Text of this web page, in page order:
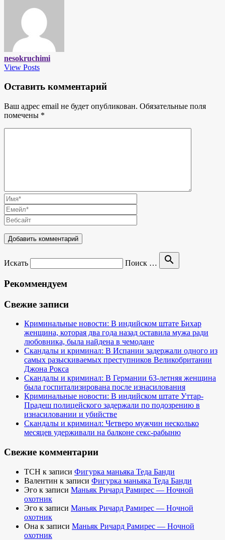
nesokruchimi
View Posts
Оставить комментарий
Ваш адрес email не будет опубликован. Обязательные поля
помечены *
Искать Поиск … search
Рекоммендуем
Свежие записи
Криминальные новости: В индийском штате Бихар
женщина, которая два года назад оставила мужа ради
любовника, была найдена в чемодане
Скандалы и криминал: В Испании задержали одного из
самых разыскиваемых преступников Великобритании
Джона Рокса
Скандалы и криминал: В Германии 63-летняя женщина
была госпитализирована после изнасилования
Криминальные новости: В индийском штате Уттар-
Прадеш полицейского задержали по подозрению в
изнасиловании и убийстве
Скандалы и криминал: Четверо мужчин несколько
месяцев удерживали на балконе секс-рабыню
Свежие комментарии
TCH к записи Фигурка маньяка Теда Банди
Валентин к записи Фигурка маньяка Теда Банди
Эго к записи Маньяк Ричард Рамирес — Ночной
охотник
Эго к записи Маньяк Ричард Рамирес — Ночной
охотник
Она к записи Маньяк Ричард Рамирес — Ночной
охотник